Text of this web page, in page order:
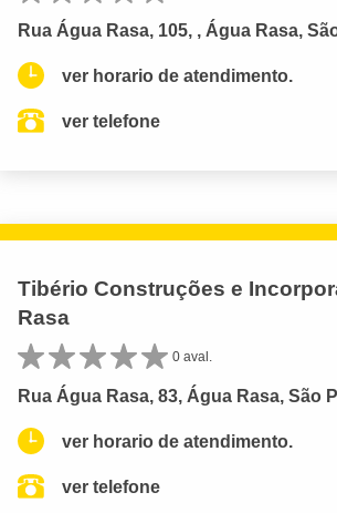
Rua Água Rasa, 105, , Água Rasa,
ver horario de atendimento.
ver telefone
Tibério Construções e
Rasa
0 aval.
Rua Água Rasa, 83, Água Rasa, São
ver horario de atendimento.
ver telefone